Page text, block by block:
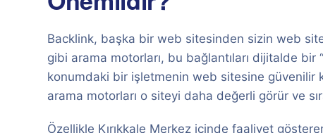
Backlink, başka bir web sitesinden sizin web
gibi arama motorları, bu bağlantıları dijitalde bir
konumdaki bir işletmenin web sitesine güvenilir
arama motorları o siteyi daha değerli görür ve
Özellikle Kırıkkale Merkez içinde faaliyet